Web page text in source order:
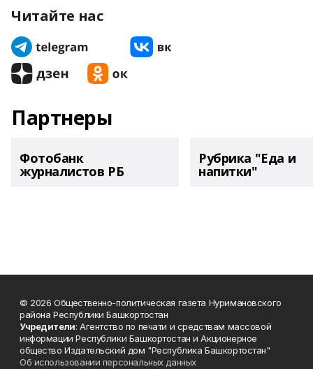
Читайте нас
Партнеры
Фотобанк
журналистов РБ
Рубрика "Еда и
напитки"
© 2026 Общественно-политическая газета Нуримановского
района Республики Башкортостан
Учредители: Агентство по печати и средствам массовой
информации Республики Башкортостан и Акционерное
общество Издательский дом "Республика Башкортостан"
Об использовании персональных данных